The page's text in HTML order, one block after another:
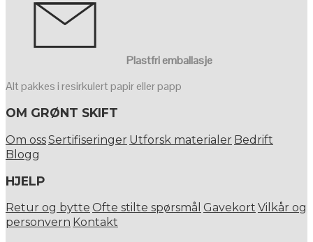
Plastfri emballasje
Alt pakkes i resirkulert papir eller papp
OM GRØNT SKIFT
Om ossSertifiseringer Utforsk materialer Bedrift
Blogg
HJELP
Retur og bytte Ofte stilte spørsmål Gavekort Vilkår og
personvern Kontakt